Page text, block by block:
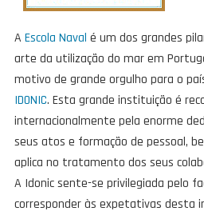
A Escola Naval é um dos grandes
arte da utilização do mar em
motivo de grande orgulho para o
IDONIC. Esta grande instituição é
internacionalmente pela enorme
seus atos e formação de pessoal,
aplica no tratamento dos seus
A Idonic sente-se privilegiada pelo
corresponder às expetativas desta